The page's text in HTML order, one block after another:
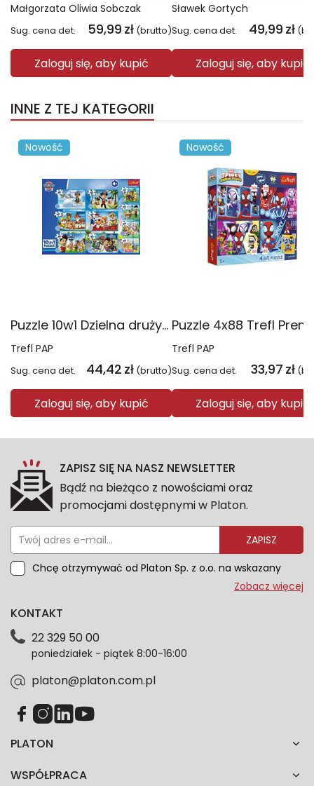
Małgorzata Oliwia Sobczak
Sug. cena det. 59,99 zł (brutto)
Zaloguj się, aby kupić
Sławek Gortych
Sug. cena det. 49,99 zł
Zaloguj się, aby kupić
INNE Z TEJ KATEGORII
Nowość
Puzzle 10w1 Dzielna drużyna Psiego Patrolu 96012
Trefl PAP
Sug. cena det. 44,42 zł (brutto)
Zaloguj się, aby kupić
Nowość
Trefl PAP
Sug. cena det. 33,97 zł
Zaloguj się, aby kupić
ZAPISZ SIĘ NA NASZ NEWSLETTER
Bądź na bieżąco z nowościami oraz
promocjami dostępnymi w Platon.
ZAPISZ
Chcę otrzymywać od Platon Sp. z o.o. na wskazany
przeze mnie adres e-mail informacje marketingowe
dotyczące danych osobowych znajdziesz w naszej
każdym czasie. Wycofanie zgody nie wpłynie na
zgodność z prawem przetwarzania dokonanego przed
Zobacz więcej
PLATON
WSPÓŁPRACA
KONTAKT
22 329 50 00
poniedziałek - piątek 8:00-16:00
platon@platon.com.pl